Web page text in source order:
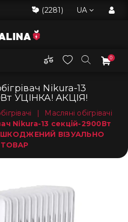
(2281) UA
0
Nikura-13
УЦІНКА! АКЦІЯ!
|
Масляні обігрівачі
Nikura-13 секцій-2900Вт
ВІЗУАЛЬНО
ТОВАР